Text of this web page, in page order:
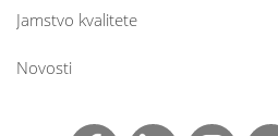
Jamstvo kvalitete
Novosti